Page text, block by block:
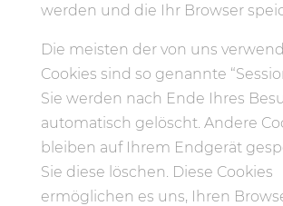
werden und die Ihr Browser
Die meisten der von uns
Cookies sind so genannte
Sie werden nach Ende Ihres
automatisch gelöscht. Andere
bleiben auf Ihrem Endgerät
Sie diese löschen. Diese Cookies
ermöglichen es uns, Ihren